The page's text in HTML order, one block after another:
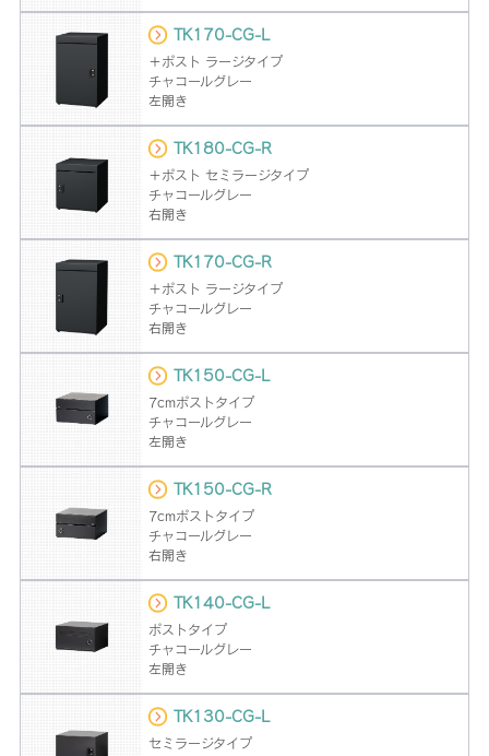
TK170-CG-L
＋ポスト ラージタイプ
チャコールグレー
左開き
TK180-CG-R
＋ポスト セミラージタイプ
チャコールグレー
右開き
TK170-CG-R
＋ポスト ラージタイプ
チャコールグレー
右開き
TK150-CG-L
7cmポストタイプ
チャコールグレー
左開き
TK150-CG-R
7cmポストタイプ
チャコールグレー
右開き
TK140-CG-L
ポストタイプ
チャコールグレー
左開き
TK130-CG-L
セミラージタイプ